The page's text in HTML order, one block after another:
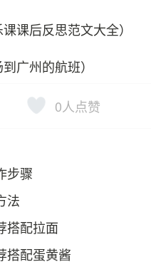
课后反思范文大全）
广州的航班）
0人点赞
步骤
法
搭配拉面
搭配蛋黄酱